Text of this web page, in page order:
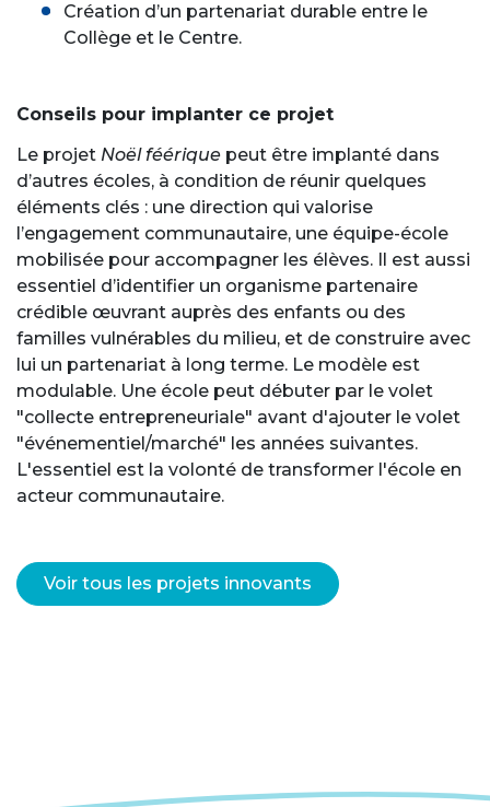
Création d’un partenariat durable entre le
Collège et le Centre.
Conseils pour implanter ce projet
Le projet Noël féérique peut être implanté dans
d’autres écoles, à condition de réunir quelques
éléments clés : une direction qui valorise
l’engagement communautaire, une équipe-école
mobilisée pour accompagner les élèves. Il est aussi
essentiel d’identifier un organisme partenaire
crédible œuvrant auprès des enfants ou des
familles vulnérables du milieu, et de construire avec
lui un partenariat à long terme. Le modèle est
modulable. Une école peut débuter par le volet
"collecte entrepreneuriale" avant d'ajouter le volet
"événementiel/marché" les années suivantes.
L'essentiel est la volonté de transformer l'école en
acteur communautaire.
Voir tous les projets innovants